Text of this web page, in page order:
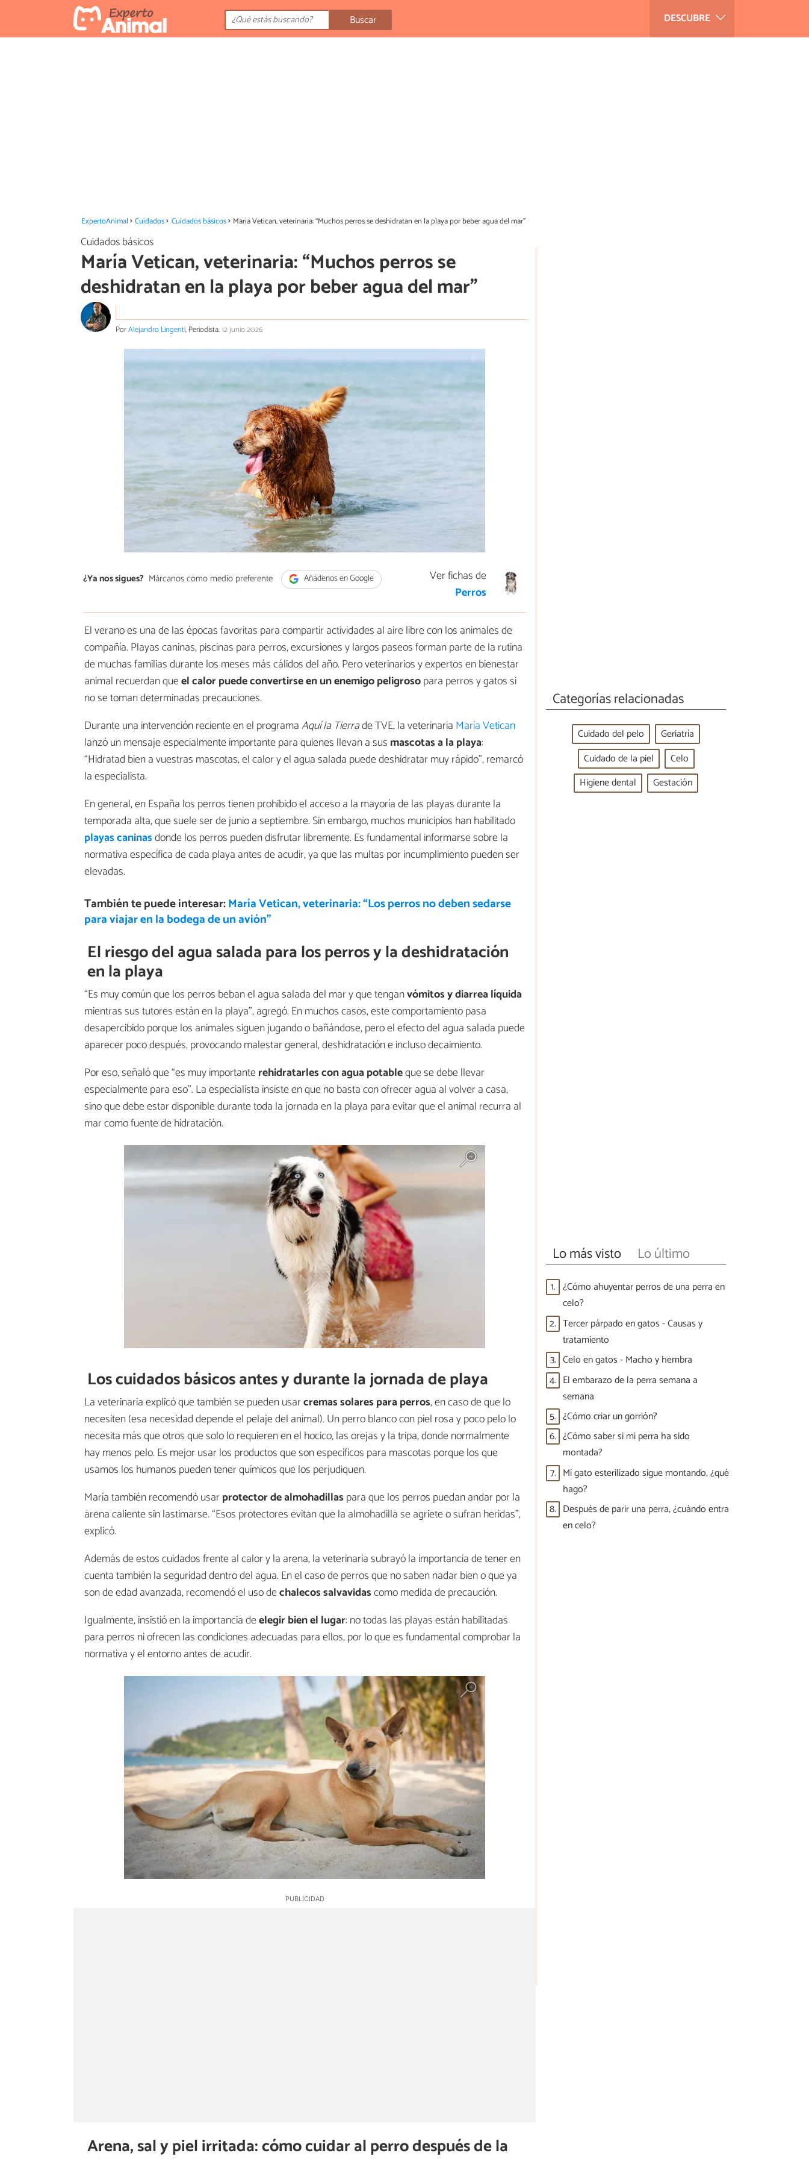
DESCUBRE
Buscar
ExpertoAnimal Cuidados Cuidados básicos María Vetican, veterinaria: “Muchos perros se deshidratan en la playa por beber agua del mar”
Cuidados básicos
María Vetican, veterinaria: “Muchos perros se
deshidratan en la playa por beber agua del mar”
PorAlejandro Lingenti, Periodista.12 junio 2026
¿Ya nos sigues? Márcanos como medio preferente Añádenos en Google
Ver fichas de
Perros
El verano es una de las épocas favoritas para compartir actividades al aire libre con los animales de
compañía. Playas caninas, piscinas para perros, excursiones y largos paseos forman parte de la rutina
de muchas familias durante los meses más cálidos del año. Pero veterinarios y expertos en bienestar
animal recuerdan queel calor puede convertirse en un enemigo peligrosopara perros y gatos si
no se toman determinadas precauciones.
Durante una intervención reciente en el programaAquí la Tierrade TVE, la veterinaria María Vetican
lanzó un mensaje especialmente importante para quienes llevan a sus mascotas a la playa:
“Hidratad bien a vuestras mascotas, el calor y el agua salada puede deshidratar muy rápido”, remarcó
la especialista.
En general, en España los perros tienen prohibido el acceso a la mayoría de las playas durante la
temporada alta, que suele ser de junio a septiembre. Sin embargo, muchos municipios han habilitado
playas caninasdonde los perros pueden disfrutar libremente. Es fundamental informarse sobre la
normativa específica de cada playa antes de acudir, ya que las multas por incumplimiento pueden ser
elevadas.
También te puede interesar:María Vetican, veterinaria: “Los perros no deben sedarse
para viajar en la bodega de un avión”
El riesgo del agua salada para los perros y la deshidratación
en la playa
“Es muy común que los perros beban el agua salada del mar y que tenganvómitos y diarrea líquida
mientras sus tutores están en la playa”, agregó. En muchos casos, este comportamiento pasa
desapercibido porque los animales siguen jugando o bañándose, pero el efecto del agua salada puede
aparecer poco después, provocando malestar general, deshidratación e incluso decaimiento.
Por eso, señaló que “es muy importanterehidratarles con agua potableque se debe llevar
especialmente para eso”. La especialista insiste en que no basta con ofrecer agua al volver a casa,
sino que debe estar disponible durante toda la jornada en la playa para evitar que el animal recurra al
mar como fuente de hidratación.
Los cuidados básicos antes y durante la jornada de playa
La veterinaria explicó que también se pueden usarcremas solares para perros, en caso de que lo
necesiten (esa necesidad depende el pelaje del animal). Un perro blanco con piel rosa y poco pelo lo
necesita más que otros que solo lo requieren en el hocico, las orejas y la tripa, donde normalmente
hay menos pelo. Es mejor usar los productos que son específicos para mascotas porque los que
usamos los humanos pueden tener químicos que los perjudiquen.
María también recomendó usarprotector de almohadillas para que los perros puedan andar por la
arena caliente sin lastimarse. “Esos protectores evitan que la almohadilla se agriete o sufran heridas”,
explicó.
Además de estos cuidados frente al calor y la arena, la veterinaria subrayó la importancia de tener en
cuenta también la seguridad dentro del agua. En el caso de perros que no saben nadar bien o que ya
son de edad avanzada, recomendó el uso dechalecos salvavidascomo medida de precaución.
Igualmente, insistió en la importancia deelegir bien el lugar: no todas las playas están habilitadas
para perros ni ofrecen las condiciones adecuadas para ellos, por lo que es fundamental comprobar la
normativa y el entorno antes de acudir.
Arena, sal y piel irritada: cómo cuidar al perro después de la
Categorías relacionadas
Cuidado del pelo
Geriatría
Cuidado de la piel
Celo
Higiene dental
Gestación
Lo más visto Lo último
1. ¿Cómo ahuyentar perros de una perra en
celo?
2. Tercer párpado en gatos - Causas y
tratamiento
3. Celo en gatos - Macho y hembra
4. El embarazo de la perra semana a
semana
5. ¿Cómo criar un gorrión?
6. ¿Cómo saber si mi perra ha sido
montada?
7. Mi gato esterilizado sigue montando, ¿qué
hago?
8. Después de parir una perra, ¿cuándo entra
en celo?